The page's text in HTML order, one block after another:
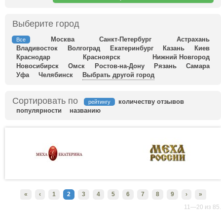
Выберите город
Все Москва Санкт-Петербург
Астрахань
Владивосток
Волгоград Екатеринбург Казань
Киев
Краснодар
Красноярск
Нижний Новгород
Новосибирск
Омск Ростов-на-Дону Рязань
Самара
Уфа
Челябинск Выбрать другой город
Сортировать по рейтингу
количеству отзывов
популярности
названию
« ‹ 1 2 3 4 5 6 7 8 9 ›
»
11—20 из 85.